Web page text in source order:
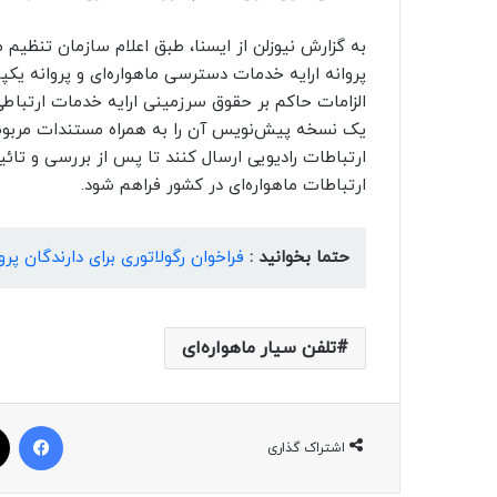
به گزارش نیوزلن از ایسنا، طبق اعلام سازمان
الزامات حاکم بر حقوق سرزمینی ارایه خدمات
یک نسخه پیش‌نویس آن را به همراه مستندات
ارتباطات رادیویی ارسال کنند تا پس از بررسی و
ارتباطات ماهواره‌ای در کشور فراهم شود.
حتما بخوانید : فراخوان رگولاتوری برای دارندگان
تلفن سیار ماهواره‌ای
اشتراک گذاری